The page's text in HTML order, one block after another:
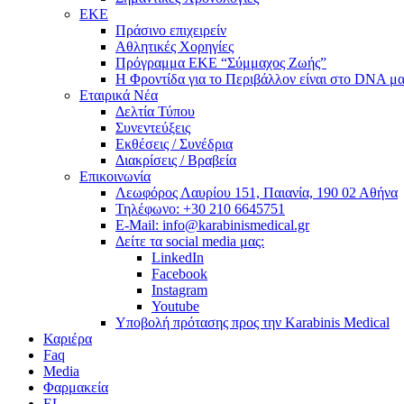
ΕΚΕ
Πράσινο επιχειρείν
Αθλητικές Χορηγίες
Πρόγραμμα ΕΚΕ “Σύμμαχος Ζωής”
Η Φροντίδα για το Περιβάλλον είναι στο DNA
Εταιρικά Νέα
Δελτία Τύπου
Συνεντεύξεις
Εκθέσεις / Συνέδρια
Διακρίσεις / Βραβεία
Επικοινωνία
Λεωφόρος Λαυρίου 151, Παιανία, 190 02 Αθήνα
Τηλέφωνο: +30 210 6645751
E-Mail: info@karabinismedical.gr
Δείτε τα social media μας:
LinkedIn
Facebook
Instagram
Youtube
Υποβολή πρότασης προς την Karabinis Medical
Καριέρα
Faq
Media
Φαρμακεία